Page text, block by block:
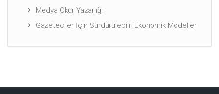
Medya Okur Yazarlığı
Gazeteciler İçin Sürdürülebilir Ekonomik Modeller